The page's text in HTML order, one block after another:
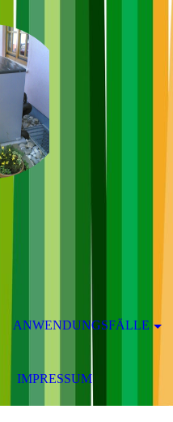
ANWENDUNGSFÄLLE
IMPRESSUM